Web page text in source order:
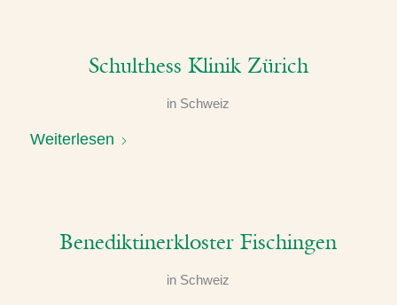
Schulthess Klinik Zürich
in Schweiz
Weiterlesen
Benediktinerkloster Fischingen
in Schweiz